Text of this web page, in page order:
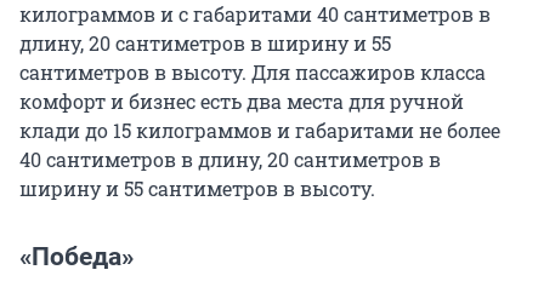
килограммов и с габаритами 40 сантиметров в
длину, 20 сантиметров в ширину и 55
сантиметров в высоту. Для пассажиров класса
комфорт и бизнес есть два места для ручной
клади до 15 килограммов и габаритами не более
40 сантиметров в длину, 20 сантиметров в
ширину и 55 сантиметров в высоту.
«Победа»